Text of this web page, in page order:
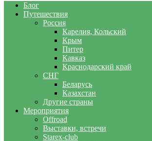
Блог
Путешествия
Россия
Карелия, Кольский
Крым
Питер
Кавказ
Краснодарский край
СНГ
Беларусь
Казахстан
Другие страны
Мероприятия
Offroad
Выставки, встречи
Starex-club